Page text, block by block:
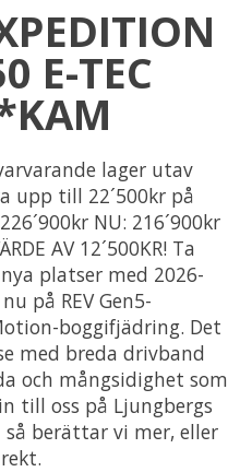
E-TEC
lager utav
upp till 22´500kr på
NU: 216´900kr
AV 12´500KR! Ta
platser med 2026-
på REV Gen5-
boggifjädring. Det
med breda drivband
och mångsidighet som
till oss på Ljungbergs
så berättar vi mer, eller